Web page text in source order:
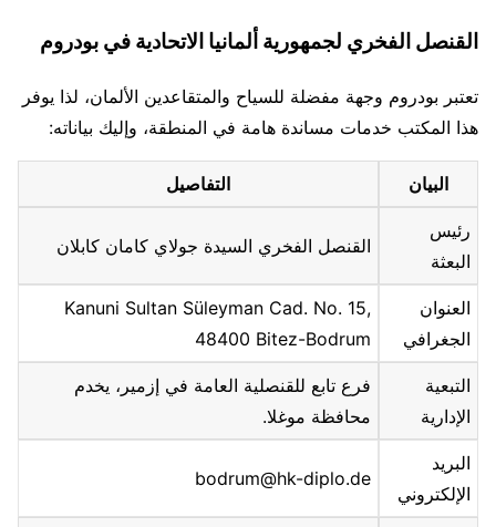
القنصل الفخري لجمهورية ألمانيا الاتحادية في بودروم
تعتبر بودروم وجهة مفضلة للسياح والمتقاعدين الألمان، لذا يوفر
هذا المكتب خدمات مساندة هامة في المنطقة، وإليك بياناته:
البيان التفاصيل
رئيس
البعثة
القنصل الفخري السيدة جولاي كامان كابلان
العنوان
الجغرافي
Kanuni Sultan Süleyman Cad. No. 15,
48400 Bitez-Bodrum
التبعية
الإدارية
فرع تابع للقنصلية العامة في إزمير، يخدم
محافظة موغلا.
البريد
الإلكتروني
bodrum@hk-diplo.de